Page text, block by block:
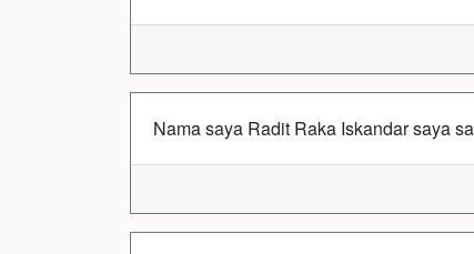
Nama saya Radit Raka Iskandar saya